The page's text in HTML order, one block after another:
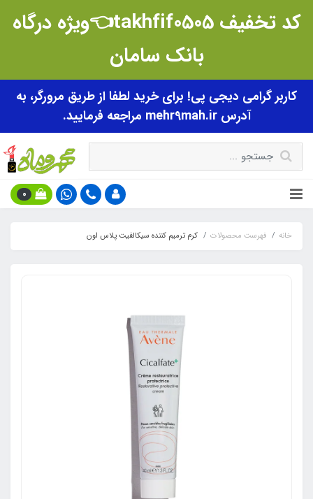
کد تخفیف takhfif0505👈ویژه درگاه
بانک سامان
کاربر گرامی دیجی پی! برای خرید لطفا از طریق مرورگر، به
آدرس mehr9mah.ir مراجعه فرمایید.
0
خانه فهرست محصولات کرم ترمیم کننده سیکالفیت پلاس اون